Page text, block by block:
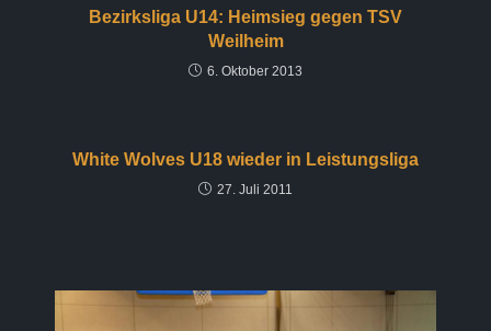
Bezirksliga U14: Heimsieg gegen TSV
Weilheim
6. Oktober 2013
White Wolves U18 wieder in Leistungsliga
27. Juli 2011